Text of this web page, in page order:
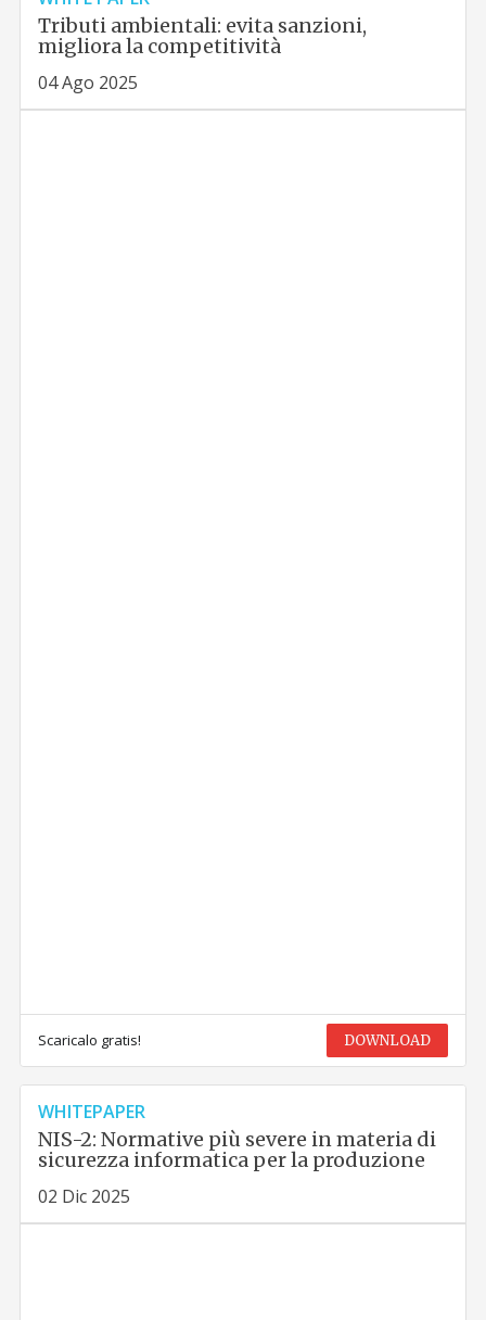
Tributi ambientali: evita sanzioni,
migliora la competitività
04 Ago 2025
Scaricalo gratis! DOWNLOAD
WHITEPAPER
NIS-2: Normative più severe in materia di
sicurezza informatica per la produzione
02 Dic 2025